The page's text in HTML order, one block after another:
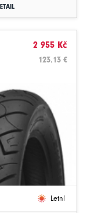
2 955 Kč
123.13 €
Letní